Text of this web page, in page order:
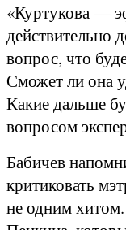
«Куртукова —
вопрос, что
Сможет ли она
Какие дальше
вопросом
Бабичев
критиковать
не одним